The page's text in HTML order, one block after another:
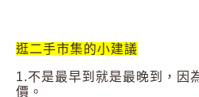
逛二手市集的小建議
1.不是最早到就是最晚到，因
價。